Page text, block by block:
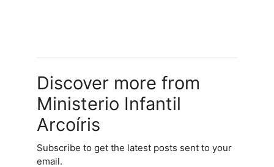
Discover more from
Ministerio Infantil
Arcoíris
Subscribe to get the latest posts sent to your
email.